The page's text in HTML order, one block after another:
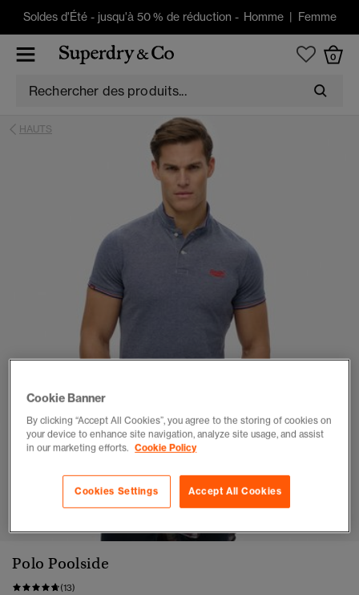
Soldes d'Été -jusqu'à 50 % de réduction - Homme| Femme
0
HAUTS
1 2 4 5 6
Polo Poolside
(13)
Cookie Banner
By clicking “Accept All Cookies”, you agree to the storing of cookies on
your device to enhance site navigation, analyze site usage, and assist
in our marketing efforts. Cookie Policy
Accept All Cookies
Cookies Settings